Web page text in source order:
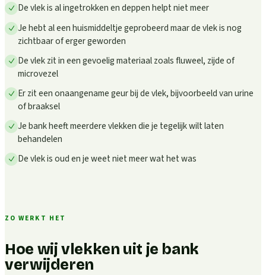
De vlek is al ingetrokken en deppen helpt niet meer
Je hebt al een huismiddeltje geprobeerd maar de vlek is nog
zichtbaar of erger geworden
De vlek zit in een gevoelig materiaal zoals fluweel, zijde of
microvezel
Er zit een onaangename geur bij de vlek, bijvoorbeeld van urine
of braaksel
Je bank heeft meerdere vlekken die je tegelijk wilt laten
behandelen
De vlek is oud en je weet niet meer wat het was
ZO WERKT HET
Hoe wij vlekken uit je bank
verwijderen